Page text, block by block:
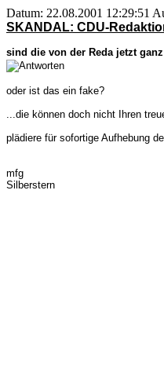
Datum: 22.08.2001 12:29:51
SKANDAL: CDU-
sind die von der Reda jetzt
oder ist das ein fake?
...die können doch nicht Ihren
plädiere für sofortige Aufhebung
mfg
Silberstern